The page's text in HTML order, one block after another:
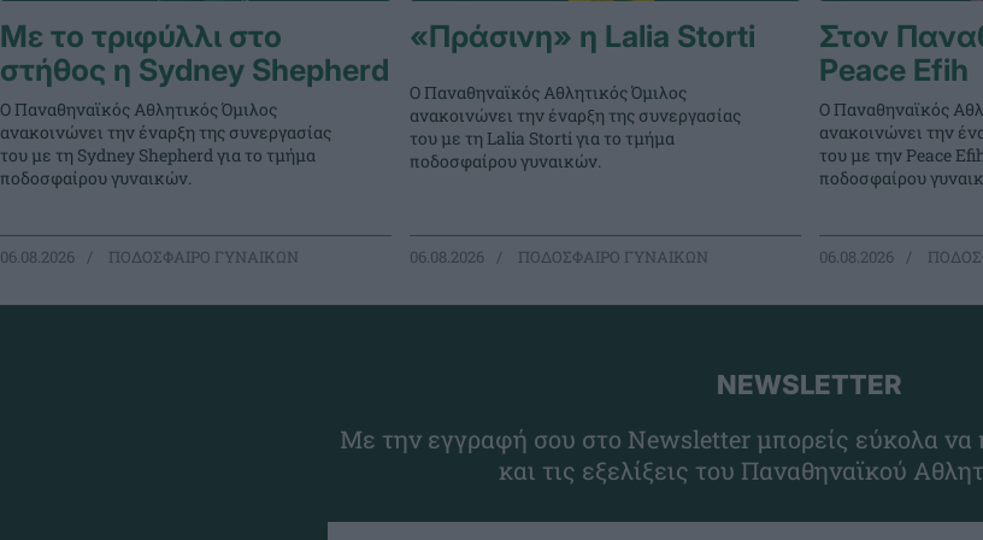
Με το τριφύλλι στο
στήθος η Sydney Shepherd
Ο Παναθηναϊκός Αθλητικός Όμιλος
ανακοινώνει την έναρξη της συνεργασίας
του με τη Sydney Shepherd για το τμήμα
ποδοσφαίρου γυναικών.
06.08.2026 ΠΟΔΟΣΦΑΙΡΟ ΓΥΝΑΙΚΩΝ
«Πράσινη» η Lalia Storti
Ο Παναθηναϊκός Αθλητικός Όμιλος
ανακοινώνει την έναρξη της συνεργασίας
του με τη Lalia Storti για το τμήμα
ποδοσφαίρου γυναικών.
06.08.2026 ΠΟΔΟΣΦΑΙΡΟ ΓΥΝΑΙΚΩΝ
Στον
Peace Efih
Ο Παναθηναϊκός
ανακοινώνει την
του με την Peace
ποδοσφαίρου
06.08.2026
NEWSLETTER
Με την εγγραφή σου στο Newsletter μπορείς εύκολα να
και τις εξελίξεις του Παναθηναϊκού